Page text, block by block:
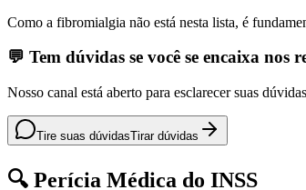
Como a fibromialgia não está nesta lista, é
💬 Tem dúvidas se você se encaixa nos
Nosso canal está aberto para esclarecer suas
Tire suas dúvidasTirar dúvidas
🔍 Perícia Médica do INSS